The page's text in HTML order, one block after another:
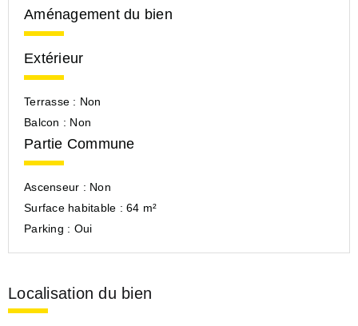
Aménagement du bien
Extérieur
Terrasse : Non
Balcon : Non
Partie Commune
Ascenseur : Non
Surface habitable : 64 m²
Parking : Oui
Localisation du bien